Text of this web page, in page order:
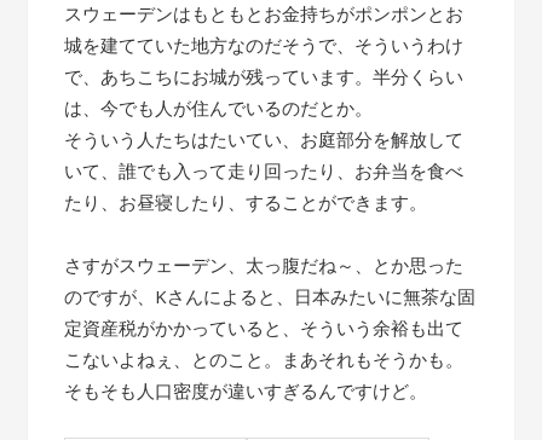
スウェーデンはもともとお金持ちがポンポンとお
城を建てていた地方なのだそうで、そういうわけ
で、あちこちにお城が残っています。半分くらい
は、今でも人が住んでいるのだとか。
そういう人たちはたいてい、お庭部分を解放して
いて、誰でも入って走り回ったり、お弁当を食べ
たり、お昼寝したり、することができます。
さすがスウェーデン、太っ腹だね～、とか思った
のですが、Kさんによると、日本みたいに無茶な固
定資産税がかかっていると、そういう余裕も出て
こないよねぇ、とのこと。まあそれもそうかも。
そもそも人口密度が違いすぎるんですけど。